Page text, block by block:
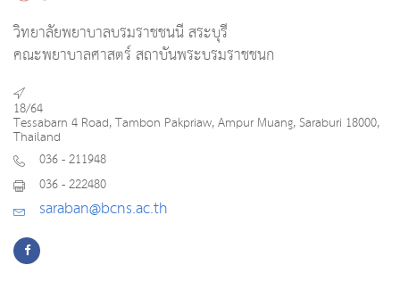
วิทยาลัยพยาบาลบรมราชชนนี สระบุรี
คณะพยาบาลศาสตร์ สถาบันพระบรมราชชนก
18/64
Tessabarn 4 Road, Tambon Pakpriaw, Ampur Muang, Saraburi 18000,
Thailand
036 - 211948
036 - 222480
saraban@bcns.ac.th